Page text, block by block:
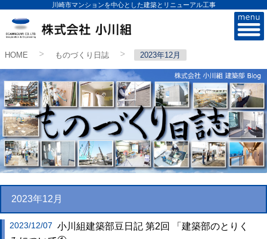
川崎市マンションを中心とした建築とリニューアル工事
HOME >ものづくり日誌 2023年12月
2023年12月
2023/12/07 小川組建築部豆日記 第2回 「建築部のとりく